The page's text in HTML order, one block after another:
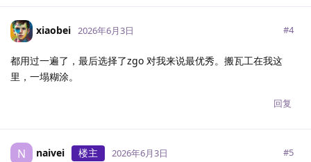
xiaobei 2026年6月3日 #4
都用过一遍了，最后选择了zgo 对我来说最优秀。搬瓦工在我这
里，一塌糊涂。
回复
N naivei 楼主 2026年6月3日 #5